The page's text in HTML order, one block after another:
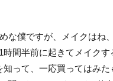
な僕ですが、メイクはね
間半前に起きてメイクす
って、一応買ってはみた